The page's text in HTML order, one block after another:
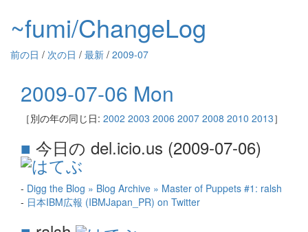
~fumi/ChangeLog
前の日 / 次の日 / 最新 / 2009-07
2009-07-06 Mon
［別の年の同じ日: 2002 2003 2006 2007 2008 2010 2013］
■ 今日の del.icio.us (2009-07-06)
- Digg the Blog » Blog Archive » Master of Puppets #1: ralsh
- 日本IBM広報 (IBMJapan_PR) on Twitter